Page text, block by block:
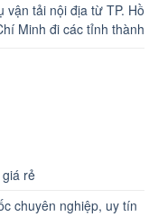
vận tải nội địa từ TP. Hồ
Minh đi các tỉnh thành
rẻ
chuyên nghiệp, uy tín